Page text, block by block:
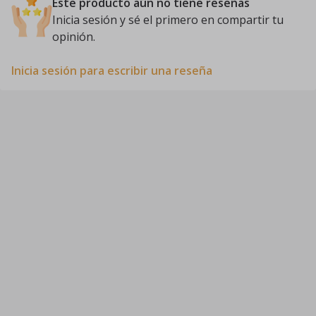
Inicia sesión y sé el primero en compartir tu
opinión.
Inicia sesión para escribir una reseña